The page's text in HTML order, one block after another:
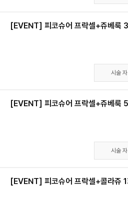
[EVENT] 피코슈어 프락셀+쥬베룩 3
시술 자
[EVENT] 피코슈어 프락셀+쥬베룩 5
시술 자
[EVENT] 피코슈어 프락셀+콜라쥬 1